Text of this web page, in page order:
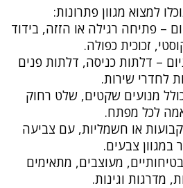
למצוא מגוון פתרונות:
– פתיחה רגילה או הזזה, בידוד
זכוכית כפולה.
– דלתות כניסה, דלתות פנים
לחדרי שירות.
מנועים שקטים, שלט רחוק
לכל מפתח.
קבועות או חשמליות, עם צביעה
במגוון צבעים.
מעוצבים, מתאימים
מדרגות וגינות.